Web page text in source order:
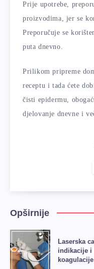
Prije upotrebe,
proizvodima, jer se
Preporučuje se
puta dnevno.
Prilikom pripreme
receptu i tada ćete
čisti epidermu,
djelovanje dnevne i
Opširnije
Laserska
indikacije i
koagulacije